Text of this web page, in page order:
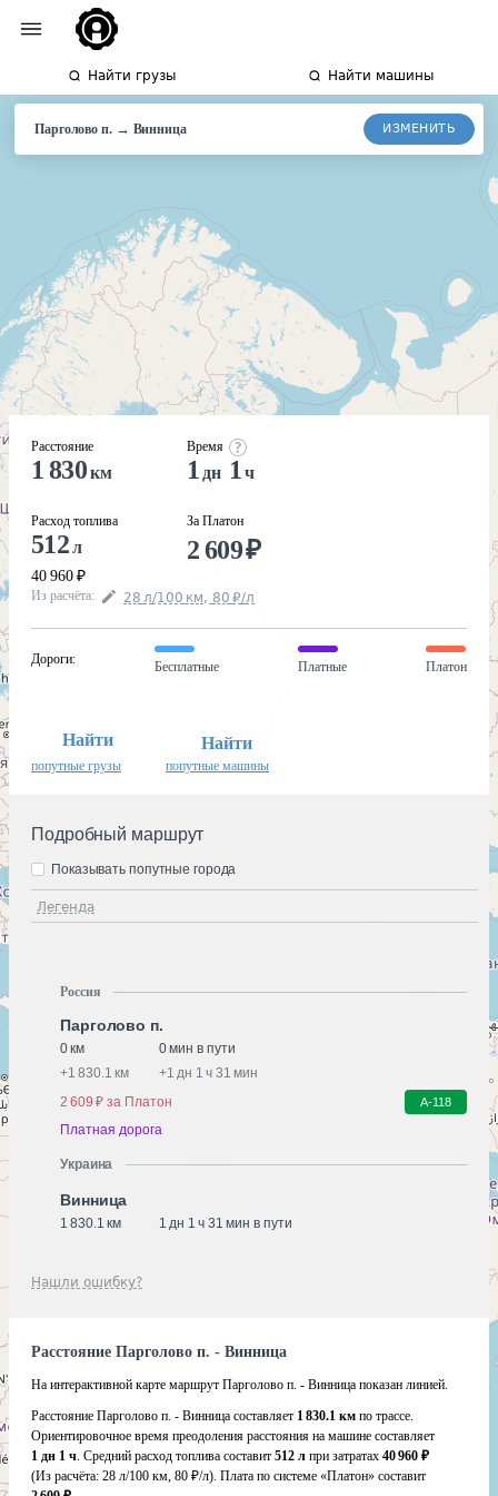
Найти грузы Найти машины
Парголово п.→ Винница ИЗМЕНИТЬ
Расстояние
1 830км
Расход топлива
512л
40 960 ₽
Время
1 дн 1 ч
За Платон
2 609₽
Из расчёта: 28 л/100 км, 80 ₽/л
Дороги:
Бесплатные Платные Платон
Найти
попутные грузы
Найти
попутные машины
Подробный маршрут
Легенда
Показывать попутные города
Россия
Парголово п.
0 км
0 мин в пути
+1 830.1 км +1 дн 1 ч 31 мин
2 609 ₽ за Платон
А-118
Платная дорога
Украина
Винница
1 830.1 км 1 дн 1 ч 31 мин в пути
Нашли ошибку?
Расстояние Парголово п. - Винница
На интерактивной карте маршрут Парголово п. - Винница показан линией.
Расстояние Парголово п. - Винница составляет 1 830.1 км по трассе.
Ориентировочное время преодоления расстояния на машине составляет
1 дн 1 ч. Средний расход топлива составит 512 л при затратах 40 960 ₽
(Из расчёта: 28 л/100 км, 80 ₽/л). Плата по системе «Платон» составит